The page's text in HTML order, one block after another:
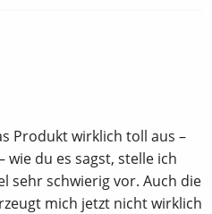
Produkt wirklich toll aus –
wie du es sagst, stelle ich
sehr schwierig vor. Auch die
mich jetzt nicht wirklich